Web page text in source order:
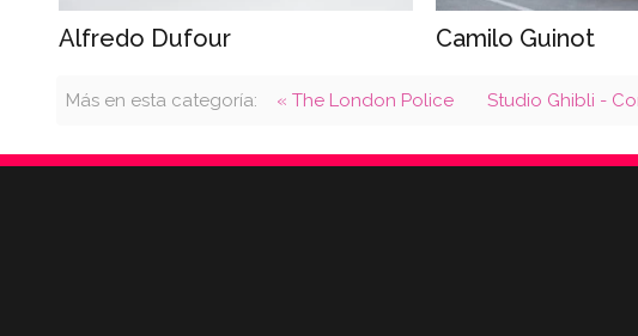
Alfredo Dufour Camilo Guinot
Más en esta categoría: « The London Police Studio Ghibli -